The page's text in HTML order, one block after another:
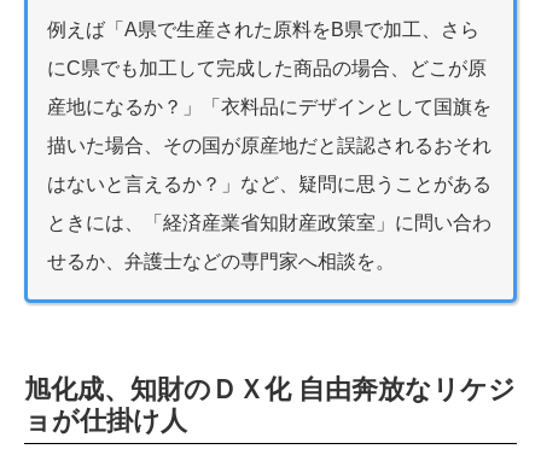
例えば「A県で生産された原料をB県で加工、さら
にC県でも加工して完成した商品の場合、どこが原
産地になるか？」「衣料品にデザインとして国旗を
描いた場合、その国が原産地だと誤認されるおそれ
はないと言えるか？」など、疑問に思うことがある
ときには、「経済産業省知財産政策室」に問い合わ
せるか、弁護士などの専門家へ相談を。
旭化成、知財のＤＸ化 自由奔放なリケジ
ョが仕掛け人